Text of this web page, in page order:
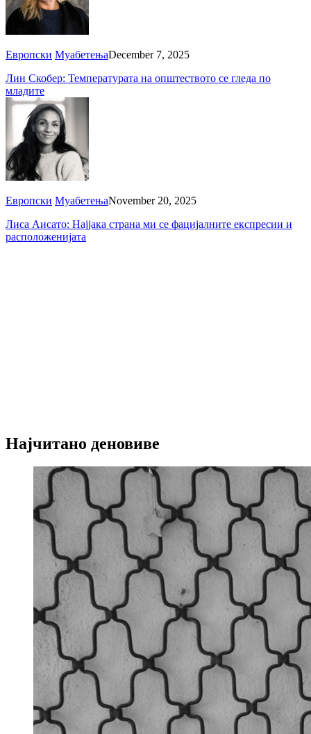
Европски МуабетењаDecember 7, 2025
Лин Скобер: Температурата на општеството се гледа по
младите
Европски МуабетењаNovember 20, 2025
Лиса Аисато: Најјака страна ми се фацијалните експресии и
расположенијата
Најчитано деновиве